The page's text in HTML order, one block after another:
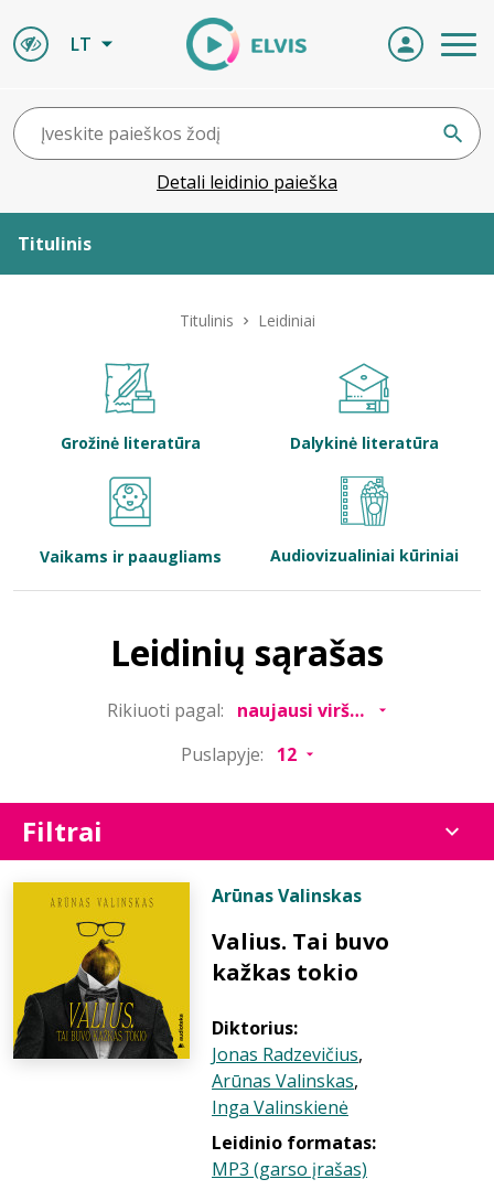
LT
Detali leidinio paieška
Titulinis
Bibliotekoms
Titulinis Leidiniai
Grožinė literatūra Dalykinė literatūra
Vaikams ir paaugliams Audiovizualiniai kūriniai
Leidinių sąrašas
Rikiuoti pagal:
Puslapyje:
Filtrai
Arūnas Valinskas
Valius. Tai buvo
kažkas tokio
Diktorius:
Jonas Radzevičius,
Arūnas Valinskas,
Inga Valinskienė
Leidinio formatas:
MP3 (garso įrašas)